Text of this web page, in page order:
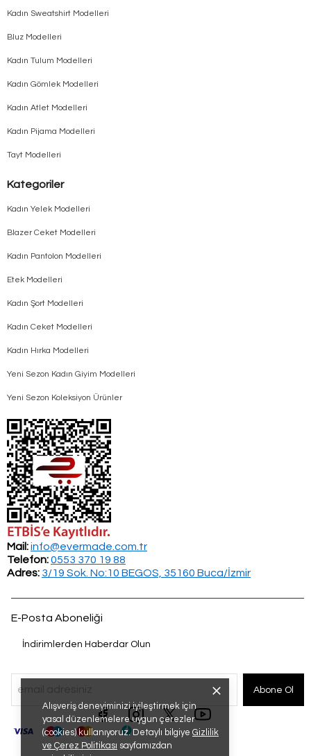
Alışveriş deneyiminizi iyileştirmek için
yasal düzenlemelere uygun çerezler
(cookies) kullanıyoruz. Detaylı bilgiye Gizlilik
ve Çerez Politikası sayfamızdan
Kadın Sweatshirt Modelleri
Bluz Modelleri
Kadın Tulum Modelleri
Kadın Gömlek Modelleri
Kadın Atlet Modelleri
Kadın Pijama Modelleri
Tayt Modelleri
Kategoriler
Kadın Yelek Modelleri
Blazer Ceket Modelleri
Kadın Pantolon Modelleri
Etek Modelleri
Kadın Şort Modelleri
Kadın Ceket Modelleri
Kadın Hırka Modelleri
Yeni Sezon Kadın Giyim Modelleri
Yeni Sezon Koleksiyon Ürünler
Mail:info@evermade.com.tr
Telefon:0553 370 19 88
Adres: 3/19 Sok. No:10 BEGOS, 35160 Buca/İzmir
E-Posta Aboneliği
İndirimlerden Haberdar Olun
Abone Ol